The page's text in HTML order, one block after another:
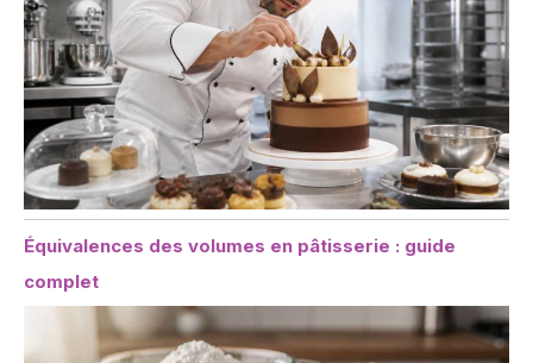
Équivalences des volumes en pâtisserie : guide
complet